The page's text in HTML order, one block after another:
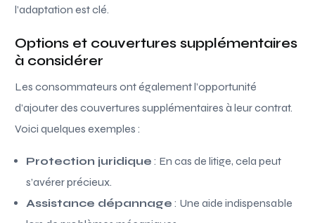
l’adaptation est clé.
Options et couvertures supplémentaires
à considérer
Les consommateurs ont également l’opportunité
d’ajouter des couvertures supplémentaires à leur contrat.
Voici quelques exemples :
Protection juridique : En cas de litige, cela peut
s’avérer précieux.
Assistance dépannage : Une aide indispensable